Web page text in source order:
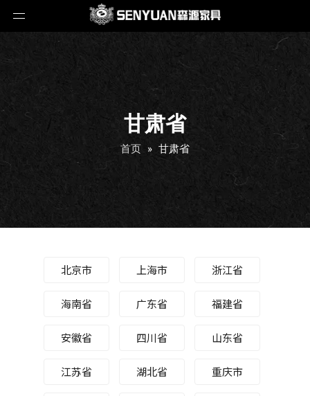
甘肃省
首页 » 甘肃省
北京市 上海市 浙江省
海南省 广东省 福建省
安徽省 四川省 山东省
江苏省 湖北省 重庆市